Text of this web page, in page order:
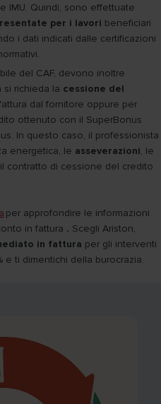
IMU. Quindi, sono effettuate
per i lavori beneficiari
i dati indicati dalle certificazioni
del CAF, devono inoltre
si richieda la cessione del
dal fornitore oppure per
ottenuto con il SuperBonus
In questo caso, il professionista
energetica, le asseverazioni, le
contratto di cessione del credito
per approfondire le informazioni
in fattura . Scegli Ariston,
in fattura per gli interventi
e ti dimentichi della burocrazia.